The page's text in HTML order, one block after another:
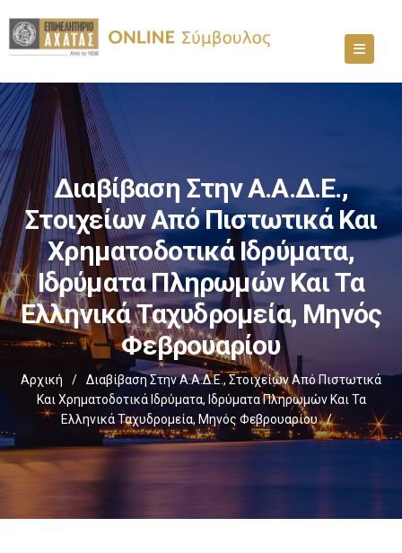
Διαβίβαση Στην Α.Α.Δ.Ε.,
Στοιχείων Από Πιστωτικά Και
Χρηματοδοτικά Ιδρύματα,
Ιδρύματα Πληρωμών Και Τα
Ελληνικά Ταχυδρομεία, Μηνός
Φεβρουαρίου
Αρχική /
Διαβίβαση Στην Α.Α.Δ.Ε., Στοιχείων Από Πιστωτικά
Και Χρηματοδοτικά Ιδρύματα, Ιδρύματα Πληρωμών Και Τα
Ελληνικά Ταχυδρομεία, Μηνός Φεβρουαρίου
/